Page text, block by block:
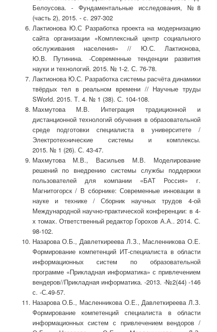
Белоусова. - Фундаментальные исследования, №8
(часть 2), 2015. - с. 297-302
Лактионова Ю.С Разработка проекта на модернизацию
сайта организации «Комплексный центр социального
обслуживания населения» // Ю.С. Лактионова,
Ю.В. Путинина. -Современные тенденции развития
науки и технологий. 2015. № 1-2. С. 76-78.
Лактионова Ю.С. Разработка системы расчёта динамики
твёрдых тел в реальном времени // Научные труды
SWorld. 2015. Т. 4. № 1 (38). С. 104-108.
Махмутова М.В. Интеграция традиционной и
дистанционной технологий обучения в образовательной
среде подготовки специалиста в университете /
Электротехнические системы и комплексы.
2015. № 1 (26). С. 43-47.
Махмутова М.В., Васильев М.В. Моделирование
решений по внедрению системы службы поддержки
пользователей для компании «БАТ Россия» г.
Магнитогорск / В сборнике: Современные инновации в
науке и технике / Сборник научных трудов 4-ой
Международной научно-практической конференции: в 4-
х томах. Ответственный редактор Горохов А.А.. 2014. С.
98-102.
Назарова О.Б., Давлеткиреева Л.З., Масленникова О.Е.
Формирование компетенций ИТ-специалиста в области
информационных систем по образовательной
программе «Прикладная информатика» с привлечением
вендеров//Прикладная информатика. -2013. -№2(44) -146
с. -С.49-57.
Назарова О.Б., Масленникова О.Е., Давлеткиреева Л.З.
Формирование компетенций специалиста в области
информационных систем с привлечением вендоров /